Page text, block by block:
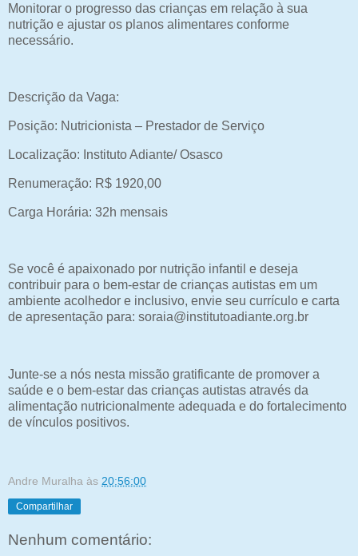
Monitorar o progresso das crianças em relação à sua
nutrição e ajustar os planos alimentares conforme
necessário.
Descrição da Vaga:
Posição: Nutricionista – Prestador de Serviço
Localização: Instituto Adiante/ Osasco
Renumeração: R$ 1920,00
Carga Horária: 32h mensais
Se você é apaixonado por nutrição infantil e deseja
contribuir para o bem-estar de crianças autistas em um
ambiente acolhedor e inclusivo, envie seu currículo e carta
de apresentação para: soraia@institutoadiante.org.br
Junte-se a nós nesta missão gratificante de promover a
saúde e o bem-estar das crianças autistas através da
alimentação nutricionalmente adequada e do fortalecimento
de vínculos positivos.
Andre Muralha às 20:56:00
Compartilhar
Nenhum comentário: